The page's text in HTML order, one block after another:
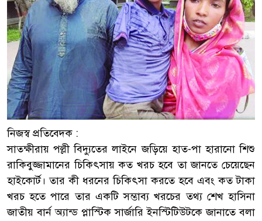
নিজস্ব প্রতিবেদক :
সাতক্ষীরায় পল্লী বিদ্যুতের লাইনে জড়িয়ে হাত-পা হারানো শিশু
রাকিবুজ্জামানের চিকিৎসায় কত খরচ হবে তা জানতে চেয়েছেন
হাইকোর্ট। তার কী ধরনের চিকিৎসা করতে হবে এবং কত টাকা
খরচ হতে পারে তার একটি সম্ভাব্য খরচের তথ্য শেখ হাসিনা
জাতীয় বার্ন অ্যান্ড প্লাস্টিক সার্জারি ইনস্টিটিউটকে জানাতে বলা